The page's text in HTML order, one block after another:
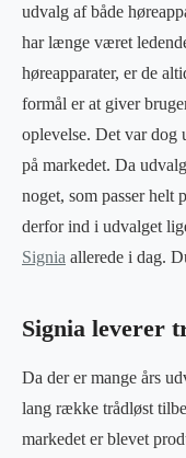
udvalg af både
har længe været
høreapparater, er de
formål er at giver
oplevelse. Det var dog
på markedet. Da
noget, som passer
derfor ind i udvalget
Signia allerede i dag.
Signia leverer
Da der er mange års
lang række trådløst
markedet er blevet